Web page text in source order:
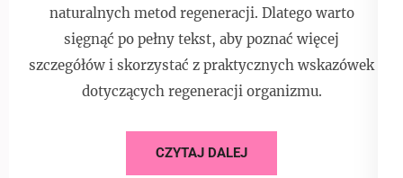
naturalnych metod regeneracji. Dlatego warto
sięgnąć po pełny tekst, aby poznać więcej
szczegółów i skorzystać z praktycznych wskazówek
dotyczących regeneracji organizmu.
CZYTAJ DALEJ